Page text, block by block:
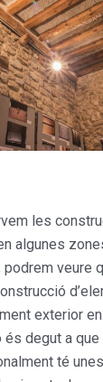
les
algunes
podrem veure
exterior
és degut a
té